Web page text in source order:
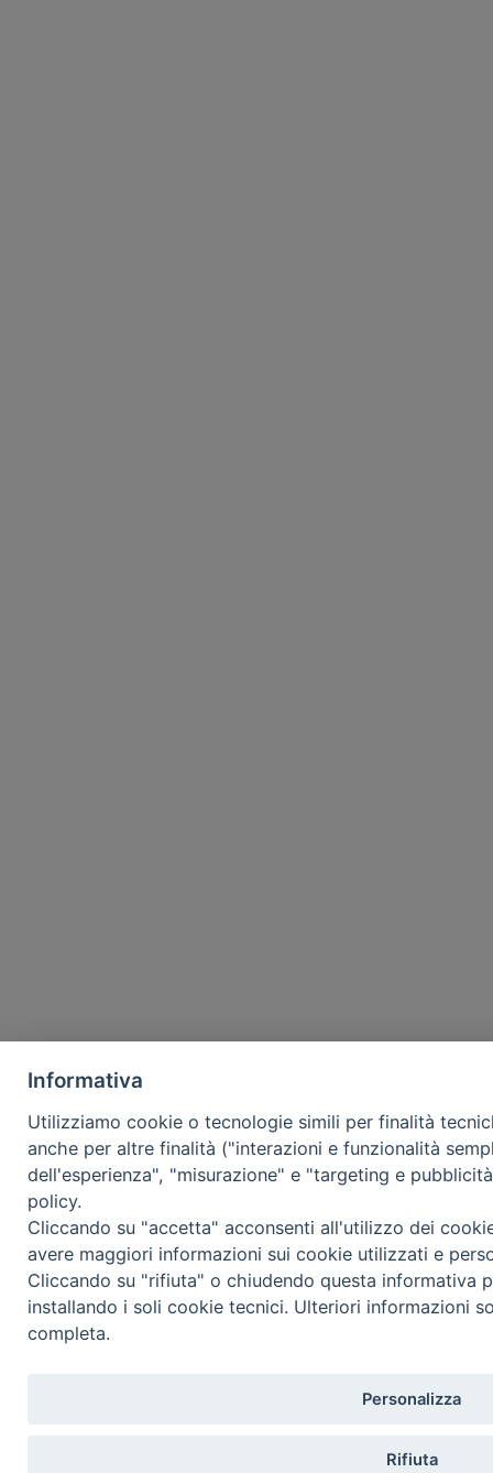
Informativa
Utilizziamo cookie o tecnologie simili per finalità
anche per altre finalità ("interazioni e funzionalità
dell'esperienza", "misurazione" e "targeting e
policy.
Cliccando su "accetta" acconsenti all'utilizzo dei
avere maggiori informazioni sui cookie utilizzati e
Cliccando su "rifiuta" o chiudendo questa informativa
installando i soli cookie tecnici. Ulteriori informazioni
completa.
Personalizza
Rifiuta